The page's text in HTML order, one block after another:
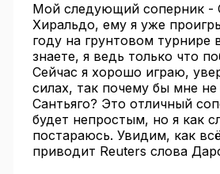
Мой следующий соперник -
Хиральдо, ему я уже
году на грунтовом
знаете, я ведь только что
Сейчас я хорошо играю,
силах, так почему бы мне не
Сантьяго? Это отличный
будет непростым, но я как
постараюсь. Увидим, как
приводит Reuters слова